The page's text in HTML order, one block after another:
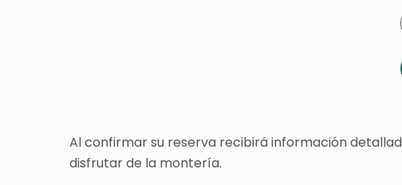
Al confirmar su reserva recibirá información
disfrutar de la montería.